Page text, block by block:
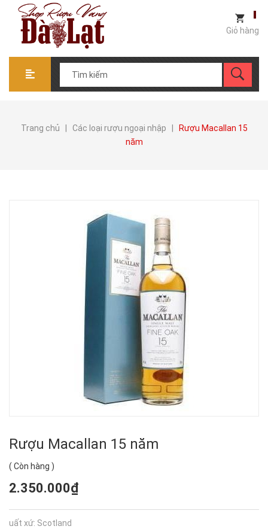
Giỏ hàng
Trang chủ Các loại rượu ngoại nhập
Rượu Macallan 15
năm
Rượu Macallan 15 năm
( Còn hàng )
2.350.000₫
uất xứ: Scotland